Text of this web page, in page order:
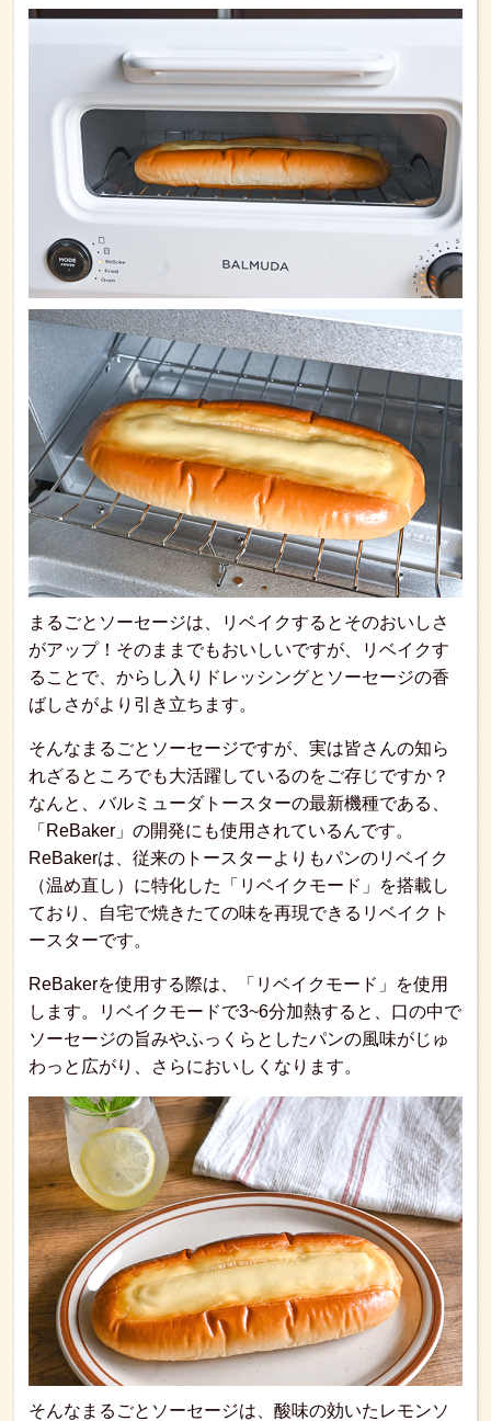
まるごとソーセージは、リベイクするとそのおいしさ
がアップ！そのままでもおいしいですが、リベイクす
ることで、からし入りドレッシングとソーセージの香
ばしさがより引き立ちます。
そんなまるごとソーセージですが、実は皆さんの知ら
れざるところでも大活躍しているのをご存じですか？
なんと、バルミューダトースターの最新機種である、
「ReBaker」の開発にも使用されているんです。
ReBakerは、従来のトースターよりもパンのリベイク
（温め直し）に特化した「リベイクモード」を搭載し
ており、自宅で焼きたての味を再現できるリベイクト
ースターです。
ReBakerを使用する際は、「リベイクモード」を使用
します。リベイクモードで3~6分加熱すると、口の中で
ソーセージの旨みやふっくらとしたパンの風味がじゅ
わっと広がり、さらにおいしくなります。
そんなまるごとソーセージは、酸味の効いたレモンソ